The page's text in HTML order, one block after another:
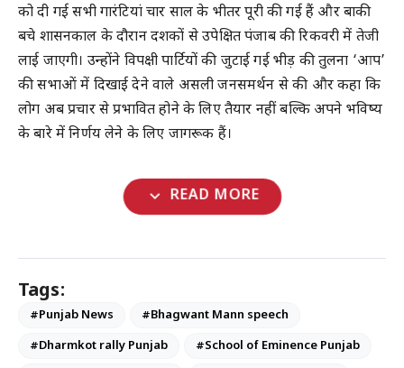
को दी गई सभी गारंटियां चार साल के भीतर पूरी की गई हैं और बाकी
बचे शासनकाल के दौरान दशकों से उपेक्षित पंजाब की रिकवरी में तेजी
लाई जाएगी। उन्होंने विपक्षी पार्टियों की जुटाई गई भीड़ की तुलना ‘आप’
की सभाओं में दिखाई देने वाले असली जनसमर्थन से की और कहा कि
लोग अब प्रचार से प्रभावित होने के लिए तैयार नहीं बल्कि अपने भविष्य
के बारे में निर्णय लेने के लिए जागरूक हैं।
expand_more READ MORE
Tags:
#Punjab News
#Bhagwant Mann speech
#Dharmkot rally Punjab
#School of Eminence Punjab